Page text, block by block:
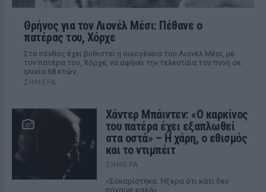
Θρήνος για τον Λιονέλ Μέσι: Πέθανε ο
πατέρας του, Χόρχε
Στο πένθος έχει βυθιστεί η οικογένεια του Λιονέλ Μέσι, με
τον πατέρα του, Χόρχε, να αφήνει την τελευταία του πνοή σε
ηλικία 68 ετών.
ΣΉΜΕΡΑ
Χάντερ Μπάιντεν: «Ο καρκίνος
του πατέρα έχει εξαπλωθεί
στα οστά» – Η χάρη, ο εθισμός
και το ντιμπέιτ
ΣΉΜΕΡΑ
«Σοκαρίστηκα. Ήξερα ότι κάτι δεν
πήγαινε καλά»